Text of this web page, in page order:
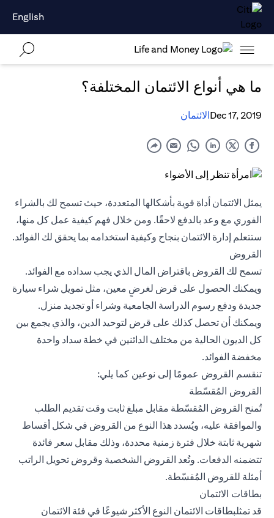
English
ما هي أنواع الائتمان المختلفة؟
Dec 17, 2019الائتمان
يمثل الائتمان أداة قوية بأشكالها المتعددة، حيث تسمح لك بالشراء
الفوري مع وعد بالدفع لاحقًا. ومن خلال فهم كيفية عمل كل منها،
ستتعلم إدارة الائتمان بنجاح وكيفية استخدامه بما يحقق لك الفوائد.
القروض
تسمح لك القروض باقتراض المال الذي يجب سداده مع الفوائد.
ويمكنك الحصول على قرض لغرضٍ معين، مثل تمويل شراء سيارة
جديدة ودفع رسوم الدراسة الجامعية وشراء أو تجديد منزل.
ويمكنك أن تحصل كذلك على قرض لتوحيد الدين، والذي يجمع بين
كل الديون الحالية من مختلف الدائنين في خطة سداد واحدة
مخفضة الفوائد.
تنقسم القروض عمومًا إلى نوعين كما يلي:
القروض المُقسّطة
تُمنح القروض المُقسّطة مقابل مبلغ ثابت وقت تقديم الطلب
والموافقة عليه، ويُسدد هذا النوع من القروض في شكل أقساط
شهرية ثابتة خلال فترة زمنية محددة، وذلك مقابل سعر فائدة
تتضمنه الدفعات. وتُعد القروض الشخصية وقروض تحويل الراتب
أمثلة للقروض المُقسّطة.
بطاقات الائتمان
قد تمثلبطاقات الائتمان النوع الأكثر شيوعًا في فئة الائتمان